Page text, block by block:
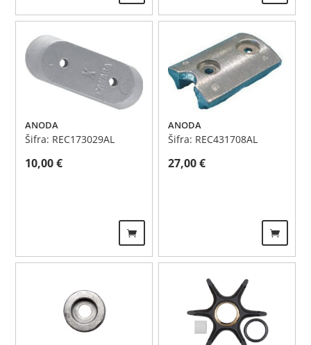
ANODA
Šifra: REC173029AL
10,00€
ANODA
Šifra: REC431708AL
27,00€